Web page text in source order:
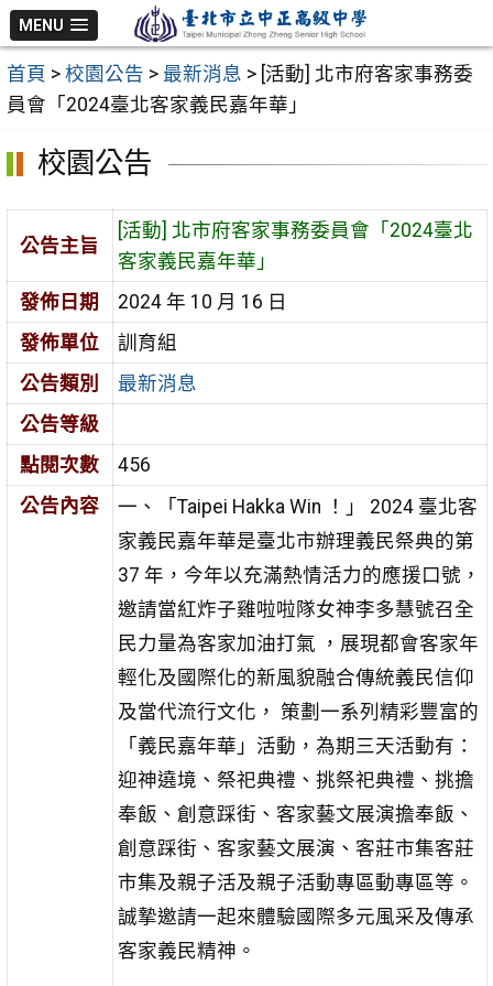
跳
至
主
要
MENU
首頁 > 校園公告 > 最新消息 > [活動] 北市府客家事務委
員會「2024臺北客家義民嘉年華」
校園公告
公告主旨
[活動] 北市府客家事務委員會「2024臺北
客家義民嘉年華」
發佈日期
2024 年 10 月 16 日
發佈單位
訓育組
公告類別
最新消息
公告等級
點閱次數
456
公告內容
一、「Taipei Hakka Win ！」 2024 臺北客
家義民嘉年華是臺北市辦理義民祭典的第
37 年，今年以充滿熱情活力的應援口號，
邀請當紅炸子雞啦啦隊女神李多慧號召全
民力量為客家加油打氣 ，展現都會客家年
輕化及國際化的新風貌融合傳統義民信仰
及當代流行文化， 策劃一系列精彩豐富的
「義民嘉年華」活動，為期三天活動有：
迎神遶境、祭祀典禮、挑祭祀典禮、挑擔
奉飯、創意踩街、客家藝文展演擔奉飯、
創意踩街、客家藝文展演、客莊市集客莊
市集及親子活及親子活動專區動專區等。
誠摯邀請一起來體驗國際多元風采及傳承
客家義民精神。